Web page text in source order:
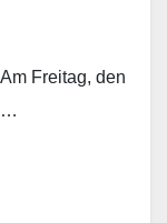
Freitag, den